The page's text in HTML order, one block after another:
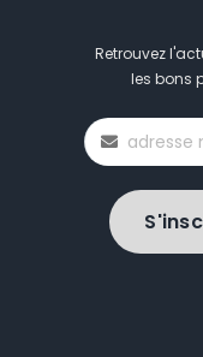
Retrouvez
les bons